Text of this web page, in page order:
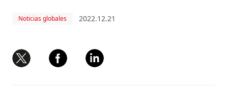
Noticias globales 2022.12.21